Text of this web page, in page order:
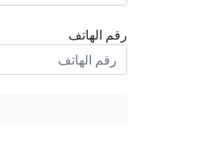
رقم الهاتف